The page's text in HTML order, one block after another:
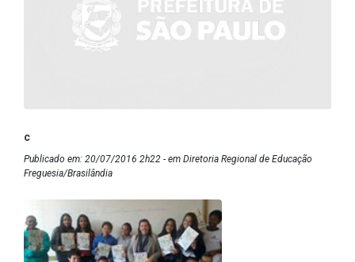
c
Publicado em: 20/07/2016 2h22 - em Diretoria Regional de Educação
Freguesia/Brasilândia